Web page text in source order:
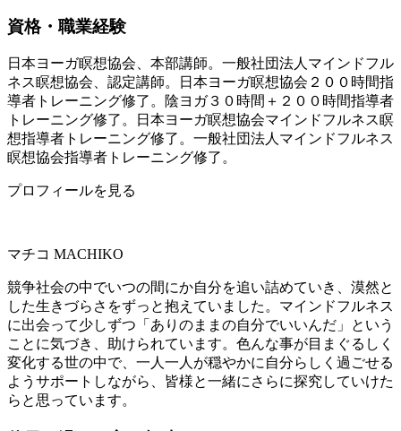
資格・職業経験
日本ヨーガ瞑想協会、本部講師。一般社団法人マインドフル
ネス瞑想協会、認定講師。日本ヨーガ瞑想協会２００時間指
導者トレーニング修了。陰ヨガ３０時間＋２００時間指導者
トレーニング修了。日本ヨーガ瞑想協会マインドフルネス瞑
想指導者トレーニング修了。一般社団法人マインドフルネス
瞑想協会指導者トレーニング修了。
プロフィールを見る
マチコ MACHIKO
競争社会の中でいつの間にか自分を追い詰めていき、漠然と
した生きづらさをずっと抱えていました。マインドフルネス
に出会って少しずつ「ありのままの自分でいいんだ」という
ことに気づき、助けられています。色んな事が目まぐるしく
変化する世の中で、一人一人が穏やかに自分らしく過ごせる
ようサポートしながら、皆様と一緒にさらに探究していけた
らと思っています。